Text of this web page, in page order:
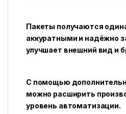
Пакеты получаются
аккуратными и надёжно
улучшает внешний вид и
С помощью
можно расширить
уровень автоматизации.